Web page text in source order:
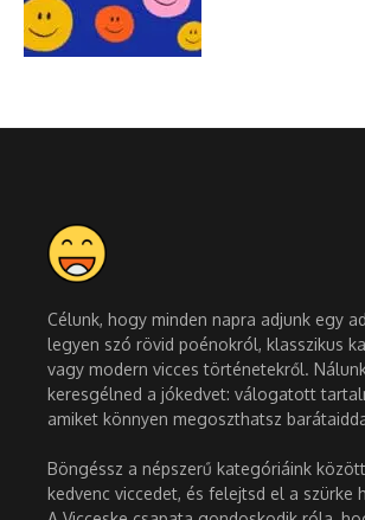
Célunk, hogy minden napra adjunk egy
legyen szó rövid poénokról, klasszikus
vagy modern vicces történetekről.
keresgélned a jókedvet: válogatott
amiket könnyen megoszthatsz
Böngéssz a népszerű kategóriáink
kedvenc viccedet, és felejtsd el a szürke